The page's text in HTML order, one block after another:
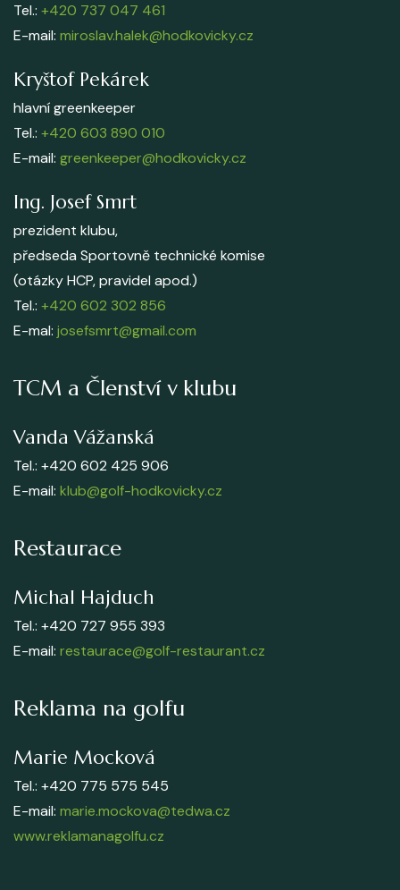
Tel.: +420 737 047 461
E-mail: miroslav.halek@hodkovicky.cz
Kryštof Pekárek
hlavní greenkeeper
Tel.: +420 603 890 010
E-mail: greenkeeper@hodkovicky.cz
Ing. Josef Smrt
prezident klubu,
předseda Sportovně technické komise
(otázky HCP, pravidel apod.)
Tel.: +420 602 302 856
E-mal: josefsmrt@gmail.com
TCM a Členství v klubu
Vanda Vážanská
Tel.: +420 602 425 906
E-mail: klub@golf-hodkovicky.cz
Restaurace
Michal Hajduch
Tel.: +420 727 955 393
E-mail: restaurace@golf-restaurant.cz
Reklama na golfu
Marie Mocková
Tel.: +420 775 575 545
E-mail: marie.mockova@tedwa.cz
www.reklamanagolfu.cz